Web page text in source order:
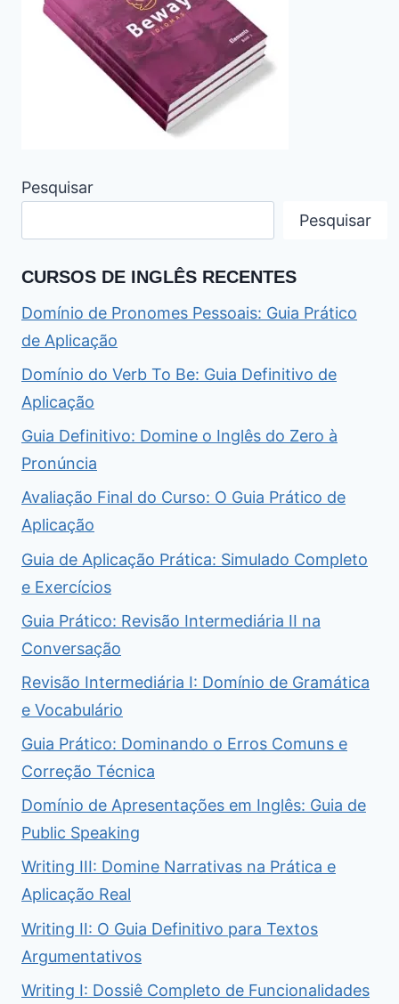
Pesquisar
Pesquisar
CURSOS DE INGLÊS RECENTES
Domínio de Pronomes Pessoais: Guia Prático
de Aplicação
Domínio do Verb To Be: Guia Definitivo de
Aplicação
Guia Definitivo: Domine o Inglês do Zero à
Pronúncia
Avaliação Final do Curso: O Guia Prático de
Aplicação
Guia de Aplicação Prática: Simulado Completo
e Exercícios
Guia Prático: Revisão Intermediária II na
Conversação
Revisão Intermediária I: Domínio de Gramática
e Vocabulário
Guia Prático: Dominando o Erros Comuns e
Correção Técnica
Domínio de Apresentações em Inglês: Guia de
Public Speaking
Writing III: Domine Narrativas na Prática e
Aplicação Real
Writing II: O Guia Definitivo para Textos
Argumentativos
Writing I: Dossiê Completo de Funcionalidades